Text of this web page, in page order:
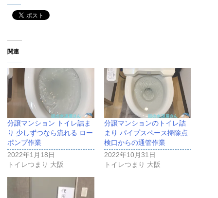
関連
分譲マンション トイレ詰ま
り 少しずつなら流れる ロー
ポンプ作業
2022年1月18日
トイレつまり 大阪
分譲マンションのトイレ詰
まり パイプスペース掃除点
検口からの通管作業
2022年10月31日
トイレつまり 大阪